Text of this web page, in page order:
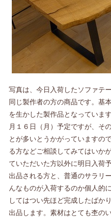
写真は、今日入荷したソファテ
同じ製作者の方の商品です。基
を生かした製作品となっていま
月１６日（月）予定ですが、そ
とが多いとうかがっていますの
る方などご相談してみてはいか
ていただいた方以外に明日入荷
出品される方と、普通のサラリ
んなものが入荷するのか個人的
してはつい先ほど完成したばか
出品します。素材はとても杢の